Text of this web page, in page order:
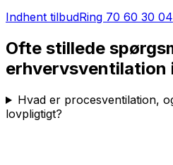
Indhent tilbudRing 70 60 30 04
Ofte stillede
erhvervsventilation
Hvad er procesventilation,
lovpligtigt?